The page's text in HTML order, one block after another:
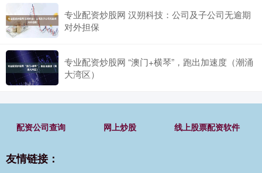
专业配资炒股网 汉朔科技：公司及子公司无逾期
对外担保
专业配资炒股网 “澳门+横琴”，跑出加速度（潮涌
大湾区）
配资公司查询 网上炒股 线上股票配资软件
友情链接：